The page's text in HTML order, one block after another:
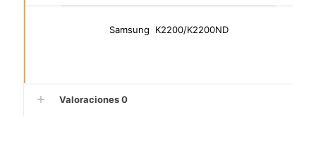
Samsung K2200/K2200ND
Valoraciones0